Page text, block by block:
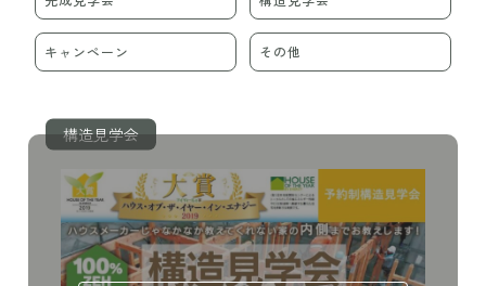
キャンペーン その他
構造見学会